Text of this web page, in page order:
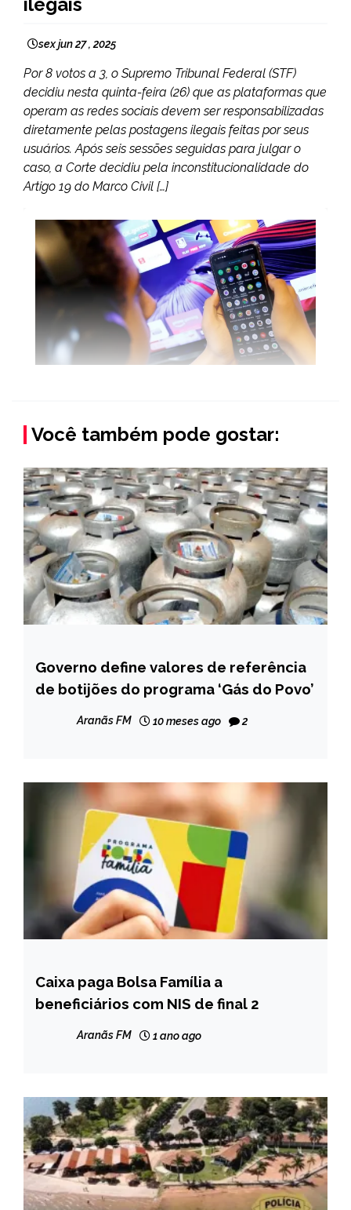
sex jun 27 , 2025
Por 8 votos a 3, o Supremo Tribunal Federal (STF)
decidiu nesta quinta-feira (26) que as plataformas que
operam as redes sociais devem ser responsabilizadas
diretamente pelas postagens ilegais feitas por seus
usuários. Após seis sessões seguidas para julgar o
caso, a Corte decidiu pela inconstitucionalidade do
Artigo 19 do Marco Civil […]
Você também pode gostar:
BRASIL
NOTÍCIAS
Governo define valores de referência
de botijões do programa ‘Gás do Povo’
Aranãs FM 10 meses ago 2
BRASIL
NOTÍCIAS
Caixa paga Bolsa Família a
beneficiários com NIS de final 2
Aranãs FM 1 ano ago